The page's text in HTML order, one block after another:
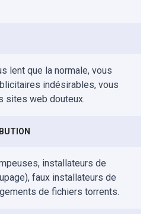
lent que la normale, vous
indésirables, vous
sites web douteux.
installateurs de
faux installateurs de
de fichiers torrents.